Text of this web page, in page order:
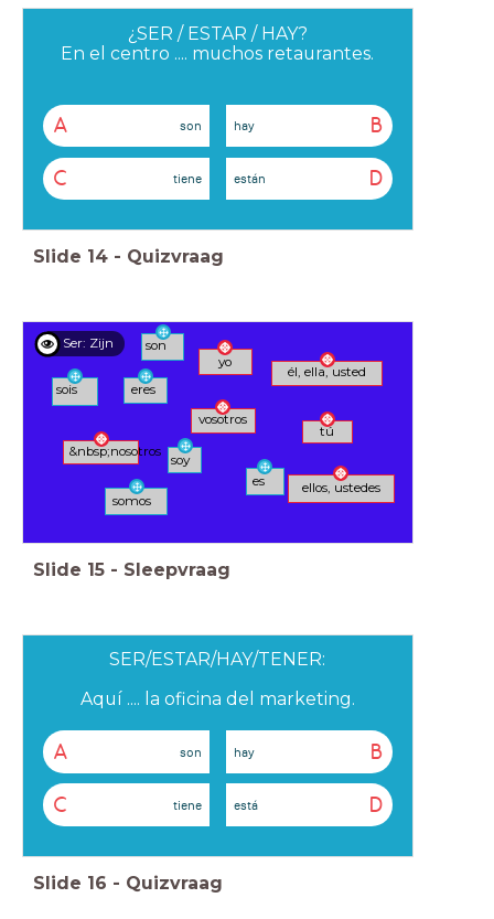
¿SER / ESTAR / HAY?
En el centro .... muchos retaurantes.
A son B
hay
C tiene D
están
Slide 14 - Quizvraag
Ser: Zijn
yo
tú
él, ella, usted
&nbsp;nosotros
vosotros
ellos, ustedes
soy
eres
es
somos
sois
son
Slide 15 - Sleepvraag
SER/ESTAR/HAY/TENER:
Aquí .... la oficina del marketing.
A son B
hay
C tiene D
está
Slide 16 - Quizvraag